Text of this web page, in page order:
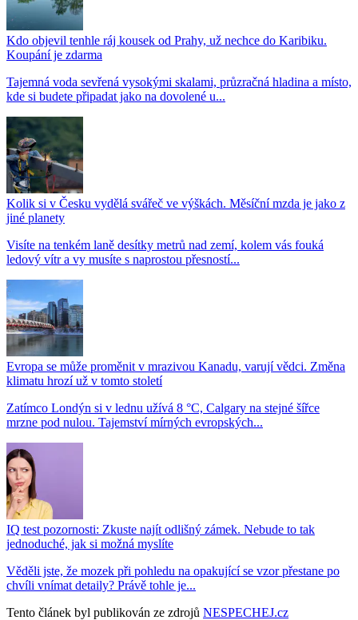
Kdo objevil tenhle ráj kousek od Prahy, už nechce do Karibiku.
Koupání je zdarma
Tajemná voda sevřená vysokými skalami, průzračná hladina a místo,
kde si budete připadat jako na dovolené u...
Kolik si v Česku vydělá svářeč ve výškách. Měsíční mzda je jako z
jiné planety
Visíte na tenkém laně desítky metrů nad zemí, kolem vás fouká
ledový vítr a vy musíte s naprostou přesností...
Evropa se může proměnit v mrazivou Kanadu, varují vědci. Změna
klimatu hrozí už v tomto století
Zatímco Londýn si v lednu užívá 8 °C, Calgary na stejné šířce
mrzne pod nulou. Tajemství mírných evropských...
IQ test pozornosti: Zkuste najít odlišný zámek. Nebude to tak
jednoduché, jak si možná myslíte
Věděli jste, že mozek při pohledu na opakující se vzor přestane po
chvíli vnímat detaily? Právě tohle je...
Tento článek byl publikován ze zdrojů NESPECHEJ.cz